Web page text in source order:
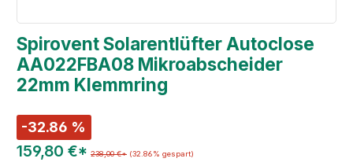
Spirovent Solarentlüfter Autoclose
AA022FBA08 Mikroabscheider
22mm Klemmring
-32.86 %
159,80 €* 238,00 €* (32.86% gespart)